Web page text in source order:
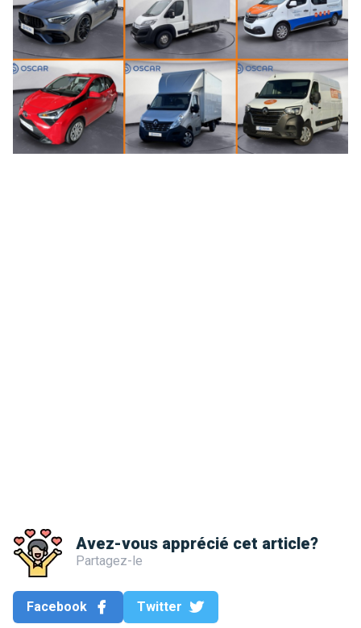
Avez-vous apprécié cet article?
Partagez-le
Facebook Twitter